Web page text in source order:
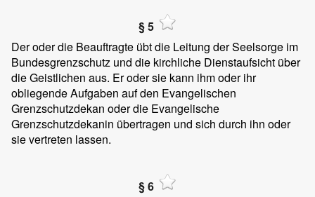
§ 5
Der oder die Beauftragte übt die Leitung der Seelsorge im
Bundesgrenzschutz und die kirchliche Dienstaufsicht über
die Geistlichen aus. Er oder sie kann ihm oder ihr
obliegende Aufgaben auf den Evangelischen
Grenzschutzdekan oder die Evangelische
Grenzschutzdekanin übertragen und sich durch ihn oder
sie vertreten lassen.
§ 6